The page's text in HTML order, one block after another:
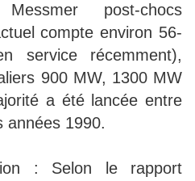
post-chocs
compte environ 56-
service récemment),
900 MW, 1300 MW
a été lancée entre
années 1990.
: Selon le rapport